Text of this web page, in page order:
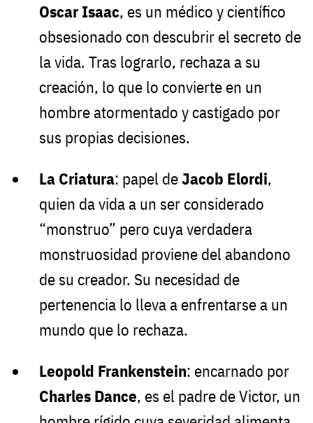
Oscar Isaac, es un médico y científico
obsesionado con descubrir el secreto de
la vida. Tras lograrlo, rechaza a su
creación, lo que lo convierte en un
hombre atormentado y castigado por
sus propias decisiones.
La Criatura: papel deJacob Elordi,
quien da vida a un ser considerado
“monstruo” pero cuya verdadera
monstruosidad proviene del abandono
de su creador. Su necesidad de
pertenencia lo lleva a enfrentarse a un
mundo que lo rechaza.
Leopold Frankenstein: encarnado por
Charles Dance, es el padre de Victor, un